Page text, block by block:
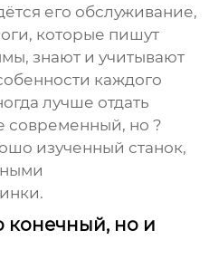
его обслуживание,
которые пишут
знают и учитывают
каждого
лучше отдать
современный, но ?
изученный станок,
конечный, но и